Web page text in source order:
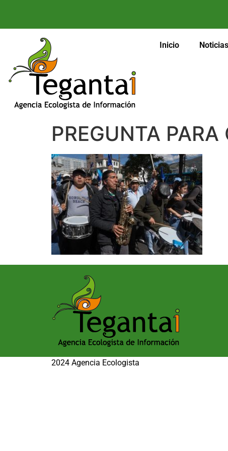
Inicio Noticias
PREGUNTA
2024 Agencia Ecologista